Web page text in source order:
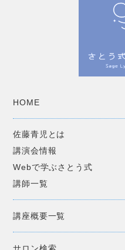
HOME
佐藤青児とは
講演会情報
Webで学ぶさとう式
講師一覧
講座概要一覧
サロン検索